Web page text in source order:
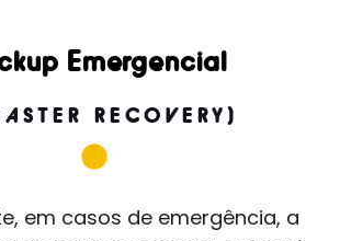
Emergencial
RECOVERY)
em casos de emergência, a